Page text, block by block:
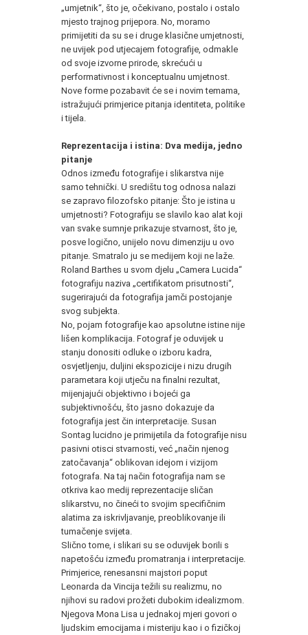
„umjetnik“, što je, očekivano, postalo i ostalo
mjesto trajnog prijepora. No, moramo
primijetiti da su se i druge klasične umjetnosti,
ne uvijek pod utjecajem fotografije, odmakle
od svoje izvorne prirode, skrećući u
performativnost i konceptualnu umjetnost.
Nove forme pozabavit će se i novim temama,
istražujući primjerice pitanja identiteta, politike
i tijela.
Reprezentacija i istina: Dva medija, jedno
pitanje
Odnos između fotografije i slikarstva nije
samo tehnički. U središtu tog odnosa nalazi
se zapravo filozofsko pitanje: Što je istina u
umjetnosti? Fotografiju se slavilo kao alat koji
van svake sumnje prikazuje stvarnost, što je,
posve logično, unijelo novu dimenziju u ovo
pitanje. Smatralo ju se medijem koji ne laže.
Roland Barthes u svom djelu „Camera Lucida“
fotografiju naziva „certifikatom prisutnosti“,
sugerirajući da fotografija jamči postojanje
svog subjekta.
No, pojam fotografije kao apsolutne istine nije
lišen komplikacija. Fotograf je oduvijek u
stanju donositi odluke o izboru kadra,
osvjetljenju, duljini ekspozicije i nizu drugih
parametara koji utječu na finalni rezultat,
mijenjajući objektivno i bojeći ga
subjektivnošću, što jasno dokazuje da
fotografija jest čin interpretacije. Susan
Sontag lucidno je primijetila da fotografije nisu
pasivni otisci stvarnosti, već „način njenog
zatočavanja“ oblikovan idejom i vizijom
fotografa. Na taj način fotografija nam se
otkriva kao medij reprezentacije sličan
slikarstvu, no čineći to svojim specifičnim
alatima za iskrivljavanje, preoblikovanje ili
tumačenje svijeta.
Slično tome, i slikari su se oduvijek borili s
napetošću između promatranja i interpretacije.
Primjerice, renesansni majstori poput
Leonarda da Vincija težili su realizmu, no
njihovi su radovi prožeti dubokim idealizmom.
Njegova Mona Lisa u jednakoj mjeri govori o
ljudskim emocijama i misteriju kao i o fizičkoj